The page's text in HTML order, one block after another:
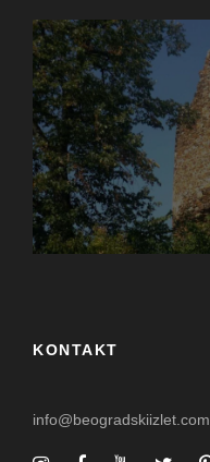
KONTAKT
info@beogradskiizlet.com